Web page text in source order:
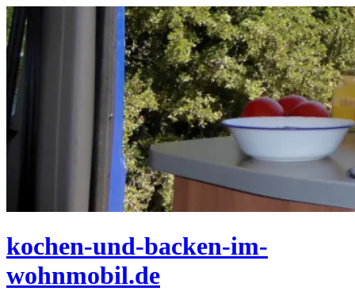
Zum
Inhalt
springen
kochen-und-backen-im-
wohnmobil.de